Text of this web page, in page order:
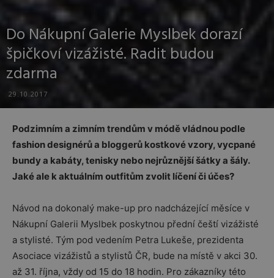
Do Nákupní Galerie Myslbek dorazí
špičkoví vizážisté. Radit budou
zdarma
29.10.2017
Podzimním a zimním trendům v módě vládnou podle
fashion designérů a bloggerů kostkové vzory, vycpané
bundy a kabáty, tenisky nebo nejrůznější šátky a šály.
Jaké ale k aktuálním outfitům zvolit líčení či účes?
Návod na dokonalý make-up pro nadcházející měsíce v
Nákupní Galerii Myslbek poskytnou přední čeští vizážisté
a stylisté. Tým pod vedením Petra Lukeše, prezidenta
Asociace vizážistů a stylistů ČR, bude na místě v akci 30.
až 31. října, vždy od 15 do 18 hodin. Pro zákazníky této